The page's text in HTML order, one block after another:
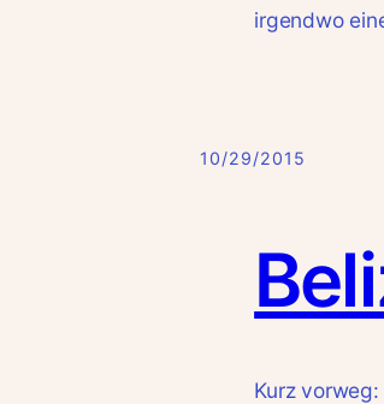
irgendwo
10/29/2015
Kurz